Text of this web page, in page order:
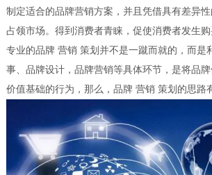
制定适合的品牌营销方案，并且凭借具有差异性
占领市场。得到消费者青睐，促使消费者发生
专业的品牌 营销 策划并不是一蹴而就的，而是
事、品牌设计，品牌营销等具体环节，是将品
价值基础的行为，那么，品牌 营销 策划的思路